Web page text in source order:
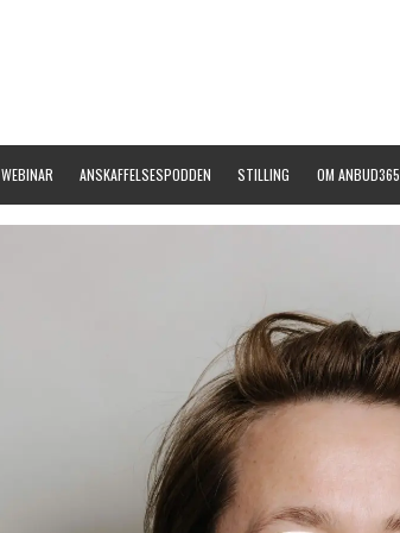
WEBINAR ANSKAFFELSESPODDEN STILLING OM ANBUD365